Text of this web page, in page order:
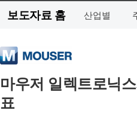
보도자료 홈 산업별
마우저 일렉트로닉
표